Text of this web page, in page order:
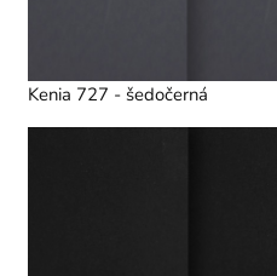
Kenia 727 - šedočerná